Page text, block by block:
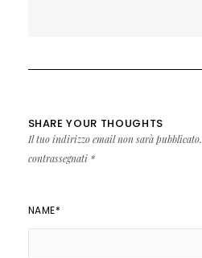
SHARE YOUR THOUGHTS
Il tuo indirizzo email non sarà pubblicato.
contrassegnati *
NAME*